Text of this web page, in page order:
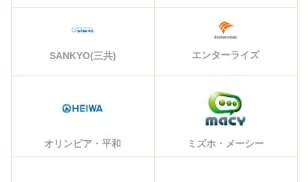
SANKYO(三共) エンターライズ
オリンピア・平和 ミズホ・メーシー